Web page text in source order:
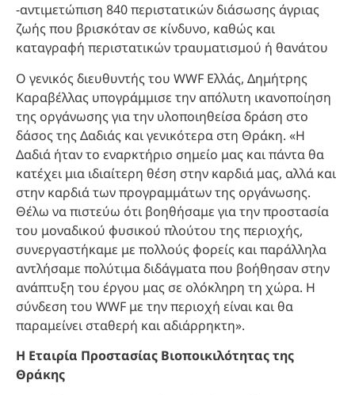
-αντιμετώπιση 840 περιστατικών διάσωσης άγριας
ζωής που βρισκόταν σε κίνδυνο, καθώς και
καταγραφή περιστατικών τραυματισμού ή θανάτου
Ο γενικός διευθυντής του WWF Ελλάς, Δημήτρης
Καραβέλλας υπογράμμισε την απόλυτη ικανοποίηση
της οργάνωσης για την υλοποιηθείσα δράση στο
δάσος της Δαδιάς και γενικότερα στη Θράκη. «Η
Δαδιά ήταν το εναρκτήριο σημείο μας και πάντα θα
κατέχει μια ιδιαίτερη θέση στην καρδιά μας, αλλά και
στην καρδιά των προγραμμάτων της οργάνωσης.
Θέλω να πιστεύω ότι βοηθήσαμε για την προστασία
του μοναδικού φυσικού πλούτου της περιοχής,
συνεργαστήκαμε με πολλούς φορείς και παράλληλα
αντλήσαμε πολύτιμα διδάγματα που βοήθησαν στην
ανάπτυξη του έργου μας σε ολόκληρη τη χώρα. Η
σύνδεση του WWF με την περιοχή είναι και θα
παραμείνει σταθερή και αδιάρρηκτη».
Η Εταιρία Προστασίας Βιοποικιλότητας της
Θράκης